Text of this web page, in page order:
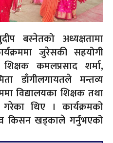
बस्नेतको अध्यक्षतामा
जुरेसकी सहयोगी
कमलप्रसाद शर्मा,
डाँगीलगायतले मन्तव्य
विद्यालयका शिक्षक तथा
गरेका थिए । कार्यक्रमको
किसन खड्काले गर्नुभएको